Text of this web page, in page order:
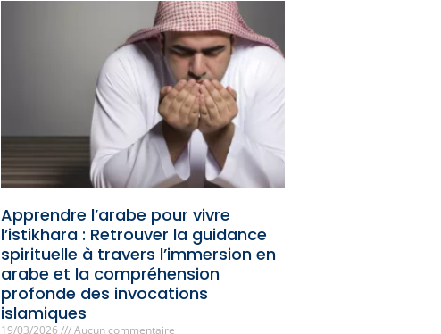
Apprendre l’arabe pour vivre
l’istikhara : Retrouver la guidance
spirituelle à travers l’immersion en
arabe et la compréhension
profonde des invocations
islamiques
19/03/2026 Aucun commentaire